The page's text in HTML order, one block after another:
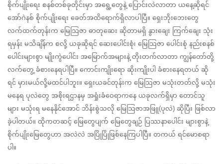
စိုက်ပျိုးရေး စနစ်တစ်ခုတိုင်းမှာ အရွေ့တွေနဲ့ ပြောင်းလဲလာတာ ယနေ့ဆိုရင်
အော်ဂဲနစ် စိုက်ပျိုးရေး ခေတ်အထိရောက်ရှိလာပါပြီ။ ရှေးဘိုးဘေးတွေ
လက်ထက်တုန်းက မြေသြဇာ ဓာတုဆေး ဆိုတာမရှိ နွားချေး ကြက်ချေး သုံး
ရမှန်း မသိချိန်က စလို့ ယခုဆိုရင် ဆေးပေါင်းစုံ၊ မြေသြဇာ ပေါင်းစုံ နည်းစနစ်
ပေါင်းများစွာ မျိုးကွဲပေါင်း အမြောက်အများနဲ့ တိုးတက်လာတာ ကျွန်တော်တို့
လက်တွေ့ ခံစားနေရပါပြီ။ ကောင်းကျိုးရော ဆိုးကျိုးပါ ခံစားနေရတယ် ဆို
ရင် မှားမယ်လို့မထင်ပါဘူး။ ရှေးယခင်တုန်းက မြေသြဇာ မသုံးတတ်လို့ မသုံး
မနေရ ပုလဲတွေ အစိုးရဌာနမှ အရှုံးခံဝေရာကနေ ယခုလက်ရှိမှာ တောင်သူ
များ မသုံးရ မနေနိုင်အောင် ဘိန်းစွဲသလို မြေသြဇာအဖြူ(ပုလဲ) ဆိုပြီး ဖြစ်လာ
ခဲ့ပါတယ်။ ထိုကတဆင့် မြေတွေပျက် မြေတွေချဉ် ပြဿနာပေါင်း များစွာနဲ့
စိုက်ပျိုးမြေတွေဟာ အလဲလဲ အပြိုပြိုဖြစ်နေကြပါပြီ။ တကယ် ရင်မောစရာ
ပါ။